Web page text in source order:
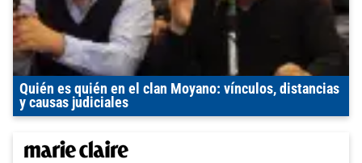
Quién es quién en el clan Moyano: vínculos, distancias
y causas judiciales